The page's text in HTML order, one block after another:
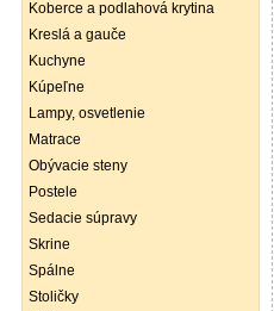
Koberce a podlahová krytina
Kreslá a gauče
Kuchyne
Kúpeľne
Lampy, osvetlenie
Matrace
Obývacie steny
Postele
Sedacie súpravy
Skrine
Spálne
Stoličky